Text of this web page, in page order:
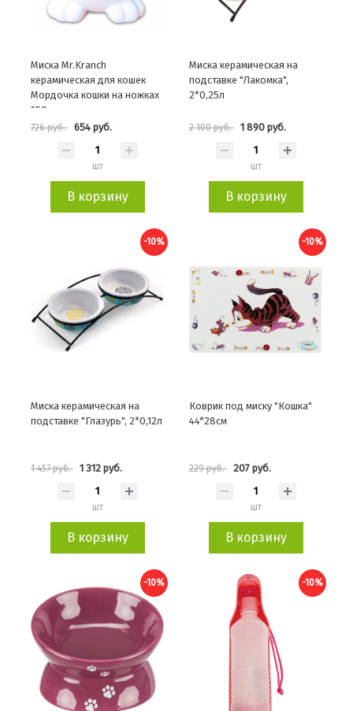
Миска Mr.Kranch
керамическая для кошек
Мордочка кошки на ножках
100мл желтая
726 руб. 654 руб.
шт
В корзину
Миска керамическая на
подставке "Лакомка",
2*0,25л
2 100 руб. 1 890 руб.
шт
В корзину
-10%
Миска керамическая на
подставке "Глазурь", 2*0,12л
1 457 руб. 1 312 руб.
шт
В корзину
-10%
Коврик под миску "Кошка"
44*28см
229 руб. 207 руб.
шт
В корзину
-10% -10%